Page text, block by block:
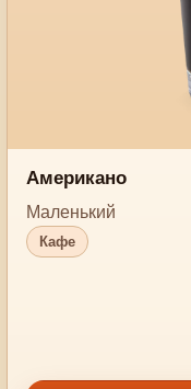
Американо
Маленький
Кафе